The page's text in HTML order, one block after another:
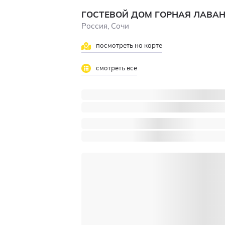
ГОСТЕВОЙ ДОМ ГОРНАЯ
Россия, Сочи
посмотреть на карте
смотреть все